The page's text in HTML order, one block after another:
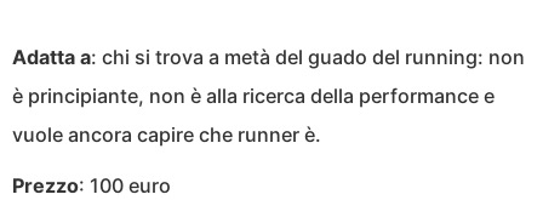
Adatta a: chi si trova a metà del guado del running: non
è principiante, non è alla ricerca della performance e
vuole ancora capire che runner è.
Prezzo: 100 euro